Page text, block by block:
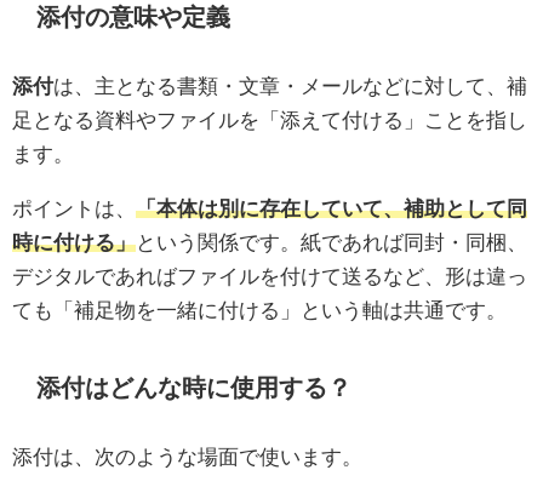
添付の意味や定義
添付は、主となる書類・文章・メールなどに対して、補
足となる資料やファイルを「添えて付ける」ことを指し
ます。
ポイントは、 「本体は別に存在していて、補助として同
時に付ける」という関係です。紙であれば同封・同梱、
デジタルであればファイルを付けて送るなど、形は違っ
ても「補足物を一緒に付ける」という軸は共通です。
添付はどんな時に使用する？
添付は、次のような場面で使います。